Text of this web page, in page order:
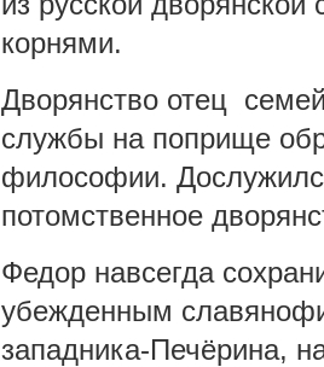
корнями.
Дворянство отец
службы на поприще
философии.
потомственное
Федор навсегда
убежденным
западника-Печёрина,